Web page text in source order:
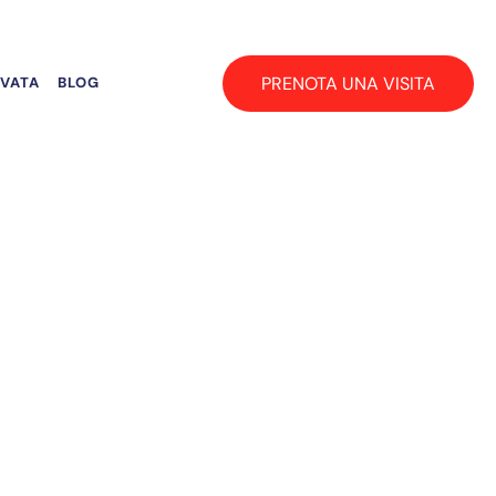
BLOG PRENOTA UNA VISITA